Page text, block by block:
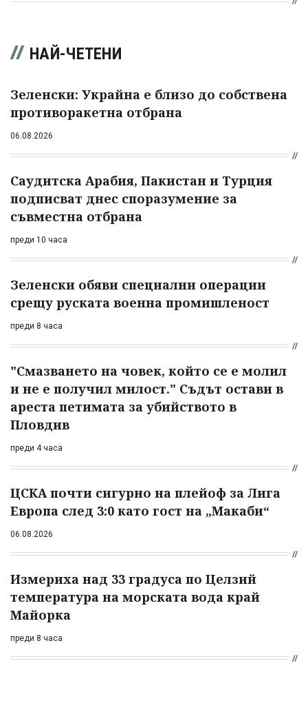
НАЙ-ЧЕТЕНИ
Зеленски: Украйна е близо до собствена
противоракетна отбрана
06.08.2026
Саудитска Арабия, Пакистан и Турция
подписват днес споразумение за
съвместна отбрана
преди 10 часа
Зеленски обяви специални операции
срещу руската военна промишленост
преди 8 часа
"Смазването на човек, който се е молил
и не е получил милост." Съдът остави в
ареста петимата за убийството в
Пловдив
преди 4 часа
ЦСКА почти сигурно на плейоф за Лига
Европа след 3:0 като гост на „Макаби“
06.08.2026
Измериха над 33 градуса по Целзий
температура на морската вода край
Майорка
преди 8 часа